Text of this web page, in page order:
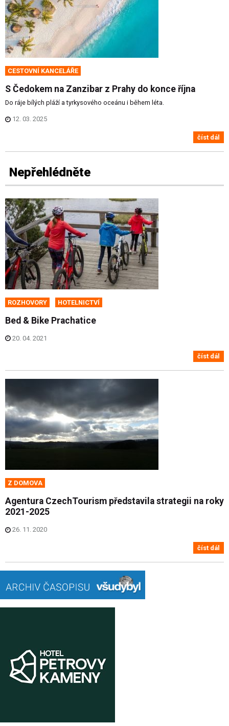
CESTOVNÍ KANCELÁŘE
S Čedokem na Zanzibar z Prahy do konce října
Do ráje bílých pláží a tyrkysového oceánu i během léta.
12. 03. 2025
číst dál
Nepřehlédněte
ROZHOVORY HOTELNICTVÍ
Bed & Bike Prachatice
20. 04. 2021
číst dál
Z DOMOVA
Agentura CzechTourism představila strategii na roky
2021-2025
26. 11. 2020
číst dál